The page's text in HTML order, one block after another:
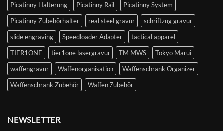
Picatinny Halterung
Picatinny Rail
Picatinny System
Picatinny Zubehörhalter
real steel gravur
schriftzug gravur
slide engraving
Speedloader Adapter
tactical apparel
TIER1ONE
tier1one lasergravur TM MWS
Tokyo Marui
waffengravur
Waffenorganisation
Waffenschrank Organizer
Waffenschrank Zubehör
Waffen Zubehör
NEWSLETTER